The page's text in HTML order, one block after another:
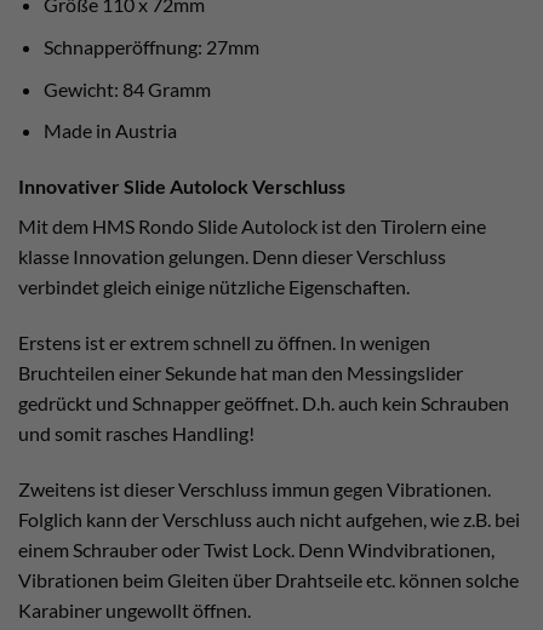
Größe 110 x 72mm
Schnapperöffnung: 27mm
Gewicht: 84 Gramm
Made in Austria
Innovativer Slide Autolock Verschluss
Mit dem HMS Rondo Slide Autolock ist den Tirolern eine
klasse Innovation gelungen. Denn dieser Verschluss
verbindet gleich einige nützliche Eigenschaften.
Erstens ist er extrem schnell zu öffnen. In wenigen
Bruchteilen einer Sekunde hat man den Messingslider
gedrückt und Schnapper geöffnet. D.h. auch kein Schrauben
und somit rasches Handling!
Zweitens ist dieser Verschluss immun gegen Vibrationen.
Folglich kann der Verschluss auch nicht aufgehen, wie z.B. bei
einem Schrauber oder Twist Lock. Denn Windvibrationen,
Vibrationen beim Gleiten über Drahtseile etc. können solche
Karabiner ungewollt öffnen.